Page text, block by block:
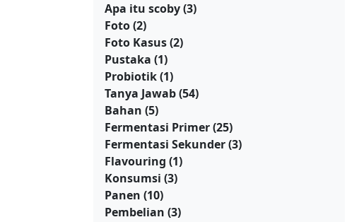
Apa itu scoby(3)
Foto(2)
Foto Kasus(2)
Pustaka (1)
Probiotik(1)
Tanya Jawab(54)
Bahan (5)
Fermentasi Primer(25)
Fermentasi Sekunder(3)
Flavouring (1)
Konsumsi (3)
Panen (10)
Pembelian (3)